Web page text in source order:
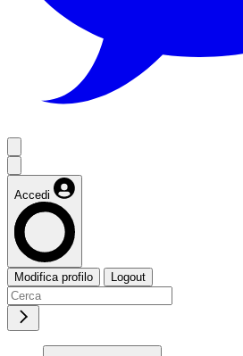
Accedi
Modifica profilo Logout